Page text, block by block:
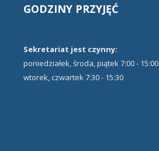
GODZINY PRZYJĘĆ
Sekretariat jest czynny:
poniedziałek, środa, piątek 7:00 - 15:00
wtorek, czwartek 7:30 - 15:30